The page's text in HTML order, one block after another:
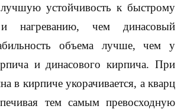
устойчивость к быстрому
нагреванию, чем динасовый
объема лучше, чем у
и динасового кирпича. При
в кирпиче укорачивается, а кварц
тем самым превосходную